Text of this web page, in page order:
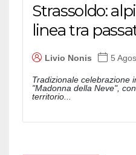
Strassoldo:
linea tra
Livio Nonis 5
Tradizionale celebrazione
"Madonna della Neve",
territorio...